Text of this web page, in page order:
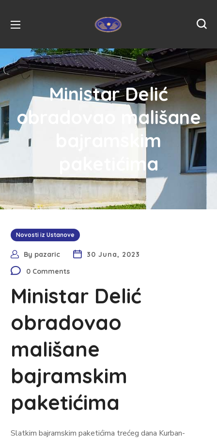
Ministar Delić
obradovao mališane
bajramskim
paketićima
Novosti iz Ustanove
By pazaric
30 Juna, 2023
0 Comments
Ministar Delić
obradovao
mališane
bajramskim
paketićima
Slatkim bajramskim paketićima trećeg dana Kurban-